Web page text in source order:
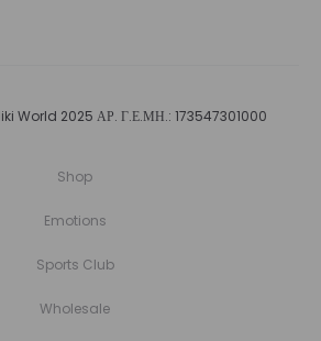
World 2025 ΑΡ. Γ.Ε.ΜΗ.: 173547301000
Shop
Emotions
Sports Club
Wholesale